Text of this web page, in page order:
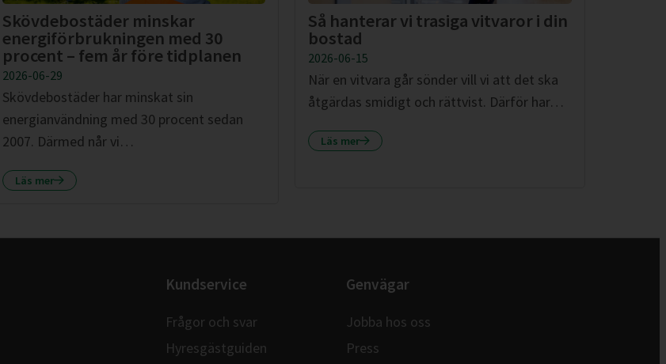
Skövdebostäder minskar
energiförbrukningen med 30
procent – fem år före tidplanen
2026-06-29
Skövdebostäder har minskat sin
energianvändning med 30 procent sedan
2007. Därmed når vi…
Läs mer
Så hanterar vi trasiga vitvaror i din
bostad
2026-06-15
När en vitvara går sönder vill vi att det ska
åtgärdas smidigt och rättvist. Därför har…
Läs mer
Kundservice
Frågor och svar
Hyresgästguiden
Genvägar
Jobba hos oss
Press